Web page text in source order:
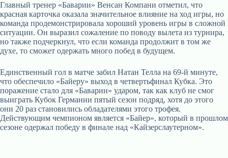
Главный тренер «Баварии» Венсан Компани отметил, что
красная карточка оказала значительное влияние на ход игры, но
команда продемонстрировала хороший уровень игры в сложной
ситуации. Он выразил сожаление по поводу вылета из турнира,
но также подчеркнул, что если команда продолжит в том же
духе, то сможет одержать много побед в будущем.
Единственный гол в матче забил Натан Телла на 69-й минуте,
что обеспечило «Байеру» выход в четвертьфинал Кубка. Это
поражение стало для «Баварии» ударом, так как клуб не смог
выиграть Кубок Германии пятый сезон подряд, хотя до этого
они 20 раз становились обладателями этого трофея.
Действующим чемпионом является «Байер», который в прошлом
сезоне одержал победу в финале над «Кайзерслаутерном».